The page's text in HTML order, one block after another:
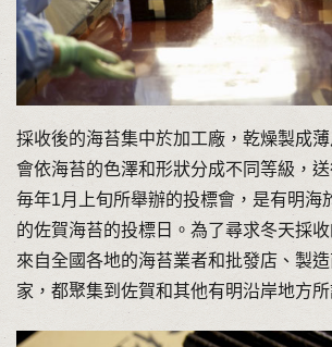
採收後的海苔集中於加工廠，乾燥製成
會依海苔的色澤和形狀分成不同等級，送
毎年1月上旬所舉辦的投標會，是有明海
的佐賀海苔的投標日。為了尋求冬天採收
來自全國各地的海苔業者和批發店、製
家，都聚集到佐賀和其他有明沿岸地方